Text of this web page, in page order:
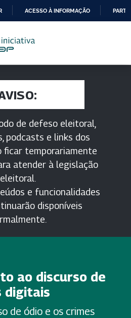
PARA
CONTEÚDO
ACESSO À INFORMAÇÃO
de defeso eleitoral,
podcasts e links dos
ficar temporariamente
atender à legislação
eleitoral.
e funcionalidades
disponíveis
ao discurso de
digitais
de ódio e os crimes